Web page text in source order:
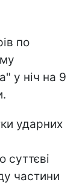
по
у ніч на 9
ударних
суттєві
частини